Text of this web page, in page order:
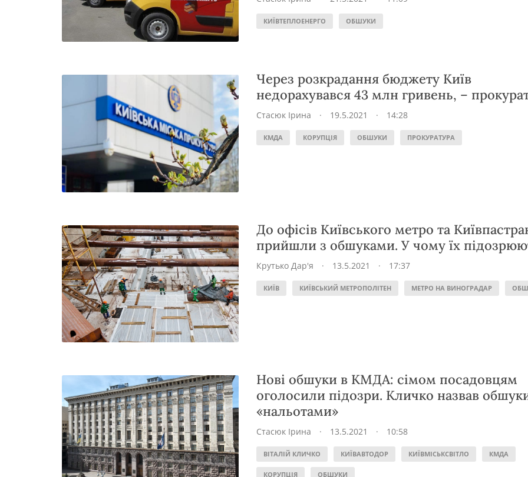
КИЇВТЕПЛОЕНЕРГО ОБШУКИ
Через розкрадання бюджету Київ
недорахувався 43 млн гривень, –
Стасюк Ірина · 19.5.2021 · 14:28
КМДА КОРУПЦІЯ ОБШУКИ ПРОКУРАТУРА
До офісів Київського метро та
прийшли з обшуками. У чому їх
Крутько Дар'я · 13.5.2021 · 17:37
КИЇВ КИЇВСЬКИЙ МЕТРОПОЛІТЕН МЕТРО НА ВИНОГРАДАР
Нові обшуки в КМДА: сімом посадовцям
оголосили підозри. Кличко назвав
«нальотами»
Стасюк Ірина · 13.5.2021 · 10:58
ВІТАЛІЙ КЛИЧКО КИЇВАВТОДОР КИЇВМІСЬКСВІТЛО КМДА
КОРУПЦІЯ ОБШУКИ